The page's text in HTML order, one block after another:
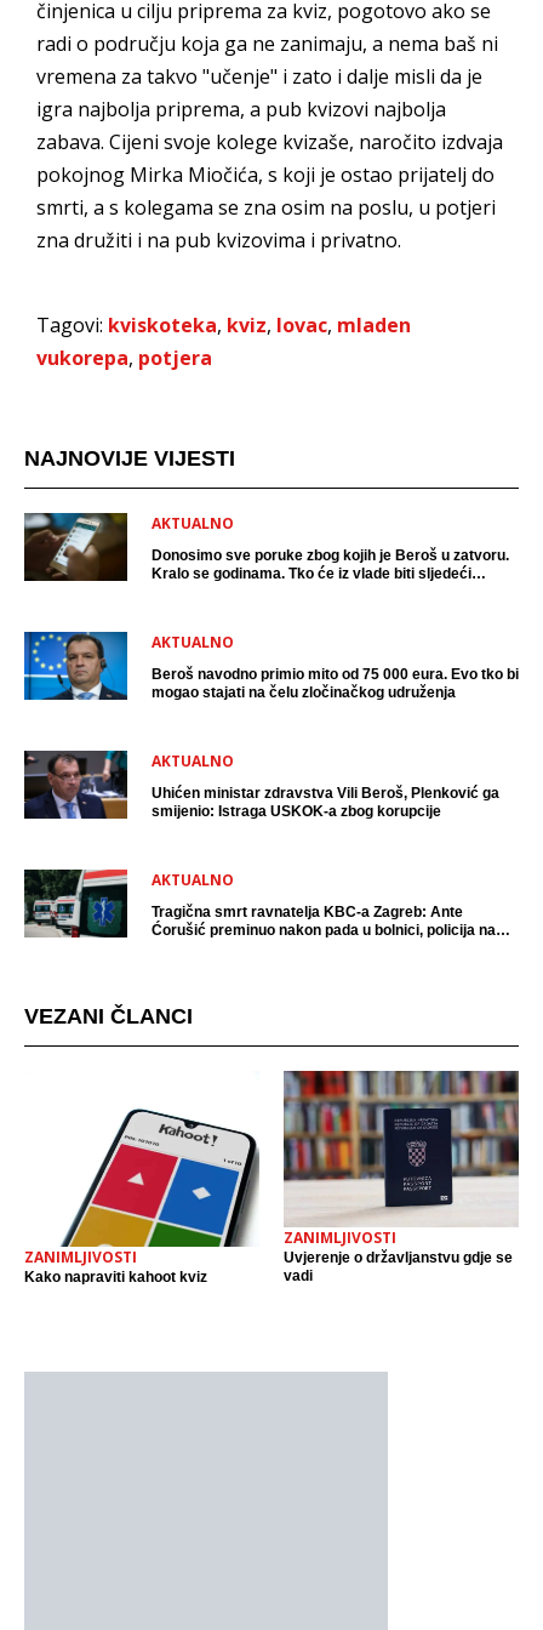
činjenica u cilju priprema za kviz, pogotovo ako se
radi o području koja ga ne zanimaju, a nema baš ni
vremena za takvo "učenje" i zato i dalje misli da je
igra najbolja priprema, a pub kvizovi najbolja
zabava. Cijeni svoje kolege kvizaše, naročito izdvaja
pokojnog Mirka Miočića, s koji je ostao prijatelj do
smrti, a s kolegama se zna osim na poslu, u potjeri
zna družiti i na pub kvizovima i privatno.
Tagovi: kviskoteka, kviz, lovac, mladen
vukorepa, potjera
NAJNOVIJE VIJESTI
AKTUALNO
Donosimo sve poruke zbog kojih je Beroš u zatvoru.
Kralo se godinama. Tko će iz vlade biti sljedeći
AKTUALNO
Beroš navodno primio mito od 75 000 eura. Evo tko bi
mogao stajati na čelu zločinačkog udruženja
AKTUALNO
Uhićen ministar zdravstva Vili Beroš, Plenković ga
smijenio: Istraga USKOK-a zbog korupcije
AKTUALNO
Tragična smrt ravnatelja KBC-a Zagreb: Ante
Ćorušić preminuo nakon pada u bolnici, policija na
VEZANI ČLANCI
ZANIMLJIVOSTI
Kako napraviti kahoot kviz
ZANIMLJIVOSTI
Uvjerenje o državljanstvu gdje se
vadi